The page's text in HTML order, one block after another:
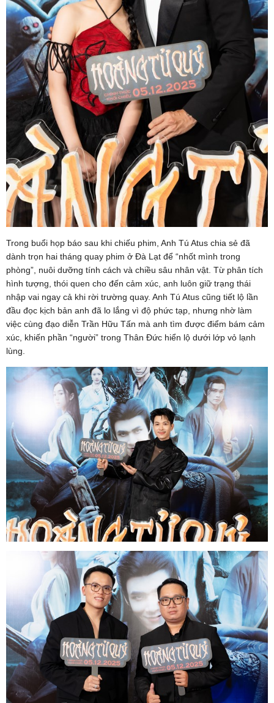
Trong buổi họp báo sau khi chiếu phim, Anh Tú Atus chia sẻ đã
dành trọn hai tháng quay phim ở Đà Lạt để “nhốt mình trong
phòng”, nuôi dưỡng tính cách và chiều sâu nhân vật. Từ phân tích
hình tượng, thói quen cho đến cảm xúc, anh luôn giữ trạng thái
nhập vai ngay cả khi rời trường quay. Anh Tú Atus cũng tiết lộ lần
đầu đọc kịch bản anh đã lo lắng vì độ phức tạp, nhưng nhờ làm
việc cùng đạo diễn Trần Hữu Tấn mà anh tìm được điểm bám cảm
xúc, khiến phần “người” trong Thân Đức hiển lộ dưới lớp vỏ lạnh
lùng.